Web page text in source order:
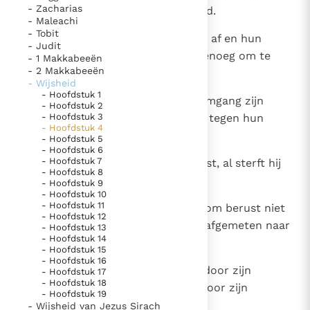
Paus Leo XIV in Pavia: "De stad is zowel een gave als
een taak"
Paus in Pavia: St. Augustinus toont ons de noodzaak om
"naar het innerlijk" toe te keren.
RK Documenten stelt heel veel belangrijke
kerkelijke documenten van de Rooms
Katholieke Kerk in het Nederlands beschikbaar
en is volledig afhankelijk van donaties.
Ik help mee!
- Zacharias
- Maleachi
- Tobit
- Judit
- 1 Makkabeeën
- 2 Makkabeeën
- Wijsheid
- Hoofdstuk 1
- Hoofdstuk 2
- Hoofdstuk 3
- Hoofdstuk 4
- Hoofdstuk 5
- Hoofdstuk 6
- Hoofdstuk 7
- Hoofdstuk 8
- Hoofdstuk 9
- Hoofdstuk 10
- Hoofdstuk 11
- Hoofdstuk 12
- Hoofdstuk 13
- Hoofdstuk 14
- Hoofdstuk 15
- Hoofdstuk 16
- Hoofdstuk 17
- Hoofdstuk 18
- Hoofdstuk 19
- Wijsheid van Jezus Sirach
geweld van de winden ontworteld.
De onvolgroeide takken knappen af en hun
vrucht is onbruikbaar, niet rijp genoeg om te
eten en nergens goed voor.
Ja, de kinderen die uit zondige omgang zijn
geboren getuigen bij het oordeel tegen hun
verdorven ouders.
De rechtvaardige echter vindt rust, al sterft hij
ook voor zijn tijd.
Want het aanzien van de ouderdom berust niet
op een lang leven en wordt niet afgemeten naar
het aantal jaren.
Neen, een mens is een grijsaard door zijn
verstandigheid en hij is bejaard door zijn
onbesproken leven.